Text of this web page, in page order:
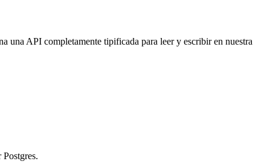
una API completamente tipificada para leer y escribir en nuestra